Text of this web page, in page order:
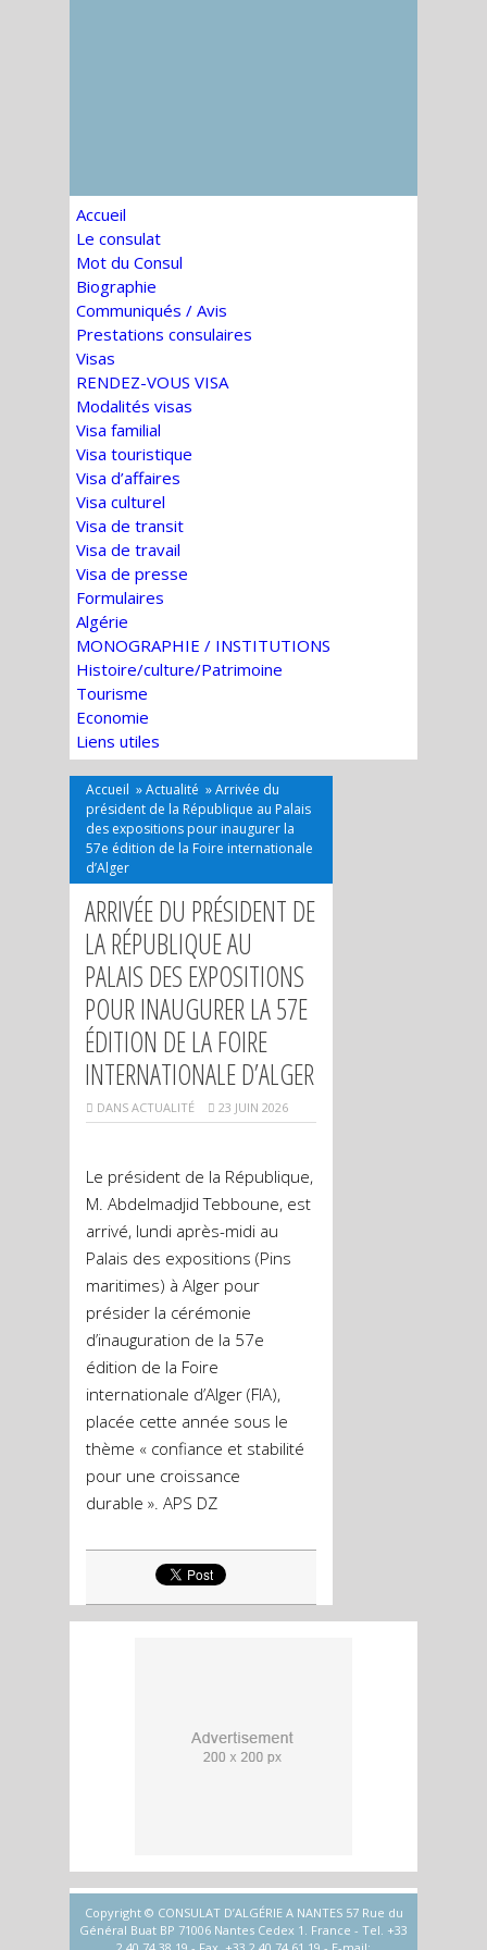
Accueil
Le consulat
Mot du Consul
Biographie
Communiqués / Avis
Prestations consulaires
Visas
RENDEZ-VOUS VISA
Modalités visas
Visa familial
Visa touristique
Visa d’affaires
Visa culturel
Visa de transit
Visa de travail
Visa de presse
Formulaires
Algérie
MONOGRAPHIE / INSTITUTIONS
Histoire/culture/Patrimoine
Tourisme
Economie
Liens utiles
Accueil »Actualité »Arrivée du
président de la République au Palais
des expositions pour inaugurer la
57e édition de la Foire internationale
d’Alger
ARRIVÉE DU PRÉSIDENT DE
LA RÉPUBLIQUE AU
PALAIS DES EXPOSITIONS
POUR INAUGURER LA 57E
ÉDITION DE LA FOIRE
INTERNATIONALE D’ALGER
DANS ACTUALITÉ 23 JUIN 2026
Le président de la République,
M. Abdelmadjid Tebboune, est
arrivé, lundi après-midi au
Palais des expositions (Pins
maritimes) à Alger pour
présider la cérémonie
d’inauguration de la 57e
édition de la Foire
internationale d’Alger (FIA),
placée cette année sous le
thème « confiance et stabilité
pour une croissance
durable ». APS DZ
Copyright © CONSULAT D’ALGÉRIE A NANTES 57 Rue du
Général Buat BP 71006 Nantes Cedex 1. France - Tel. +33